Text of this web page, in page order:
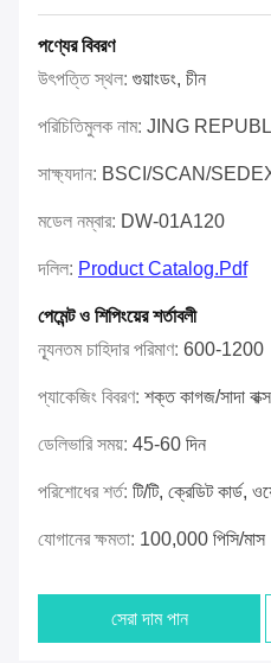
পণ্যের বিবরণ
উৎপত্তি স্থল: গুয়াংডং, চীন
পরিচিতিমুলক নাম: JING
সাক্ষ্যদান: BSCI/SCAN/
মডেল নম্বার: DW-01A120
দলিল: Product Catalog.pdf
পেমেন্ট ও শিপিংয়ের শর্তাবলী
ন্যূনতম চাহিদার পরিমাণ: 600-1200
প্যাকেজিং বিবরণ: শক্ত কাগজ/সাদা
ডেলিভারি সময়: 45-60 দিন
পরিশোধের শর্ত: টি/টি, ক্রেডিট কার্ড,
যোগানের ক্ষমতা: 100,000 পিসি/মাস
সেরা দাম পান